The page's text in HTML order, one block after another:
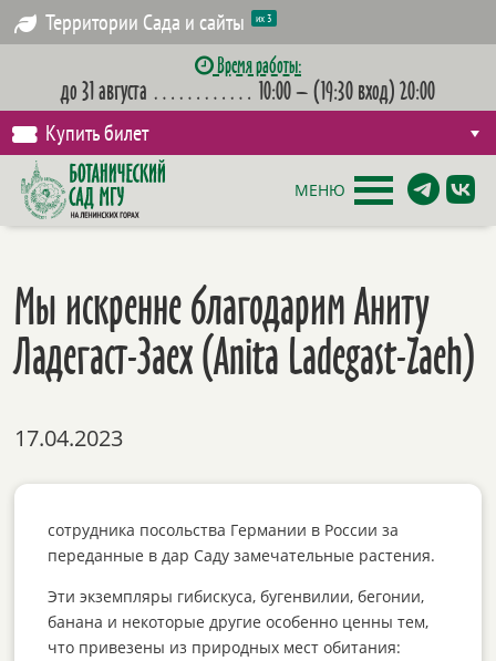
Территории Сада и сайты их 3
Время работы:
до 31 августа ………… 10:00 – (19:30 вход) 20:00
Купить билет
МЕНЮ
Мы искренне благодарим Аниту
Ладегаст-Заех (Anita Ladegast-Zaeh)
17.04.2023
сотрудника посольства Германии в России за
переданные в дар Саду замечательные растения.
Эти экземпляры гибискуса, бугенвилии, бегонии,
банана и некоторые другие особенно ценны тем,
что привезены из природных мест обитания: